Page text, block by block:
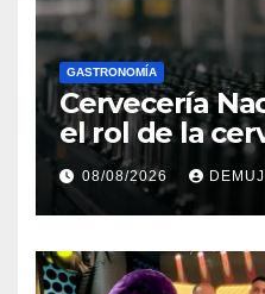
GASTRONOMÍA
Cervecería
el rol de la
motor de
económico y
en Panamá
08/08/2026